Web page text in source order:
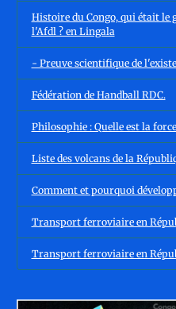
Histoire du Congo, qui était le
l'Afdl ? en Lingala
- Preuve scientifique de
Fédération de Handball RDC.
Philosophie : Quelle est la
Liste des volcans de la
Comment et pourquoi
Transport ferroviaire en
Transport ferroviaire en